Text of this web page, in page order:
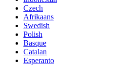
Czech
Afrikaans
Swedish
Polish
Basque
Catalan
Esperanto